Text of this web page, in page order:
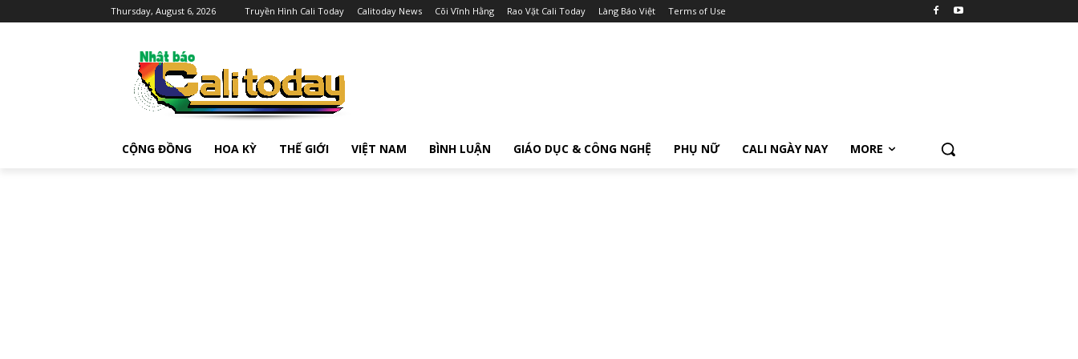
Thursday, August 6, 2026 Truyền Hình Cali Today Calitoday News Cõi Vĩnh Hằng Rao Vặt Cali Today Làng Báo Việt Terms of Use
CỘNG ĐỒNG HOA KỲ THẾ GIỚI VIỆT NAM BÌNH LUẬN GIÁO DỤC & CÔNG NGHỆ PHỤ NỮ CALI NGÀY NAY MORE